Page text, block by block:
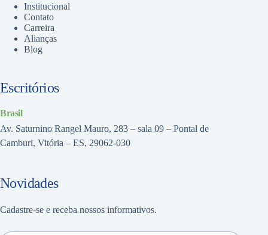
Institucional
Contato
Carreira
Alianças
Blog
Escritórios
Brasil
Av. Saturnino Rangel Mauro, 283 – sala 09 – Pontal de
Camburi, Vitória – ES, 29062-030
Novidades
Cadastre-se e receba nossos informativos.